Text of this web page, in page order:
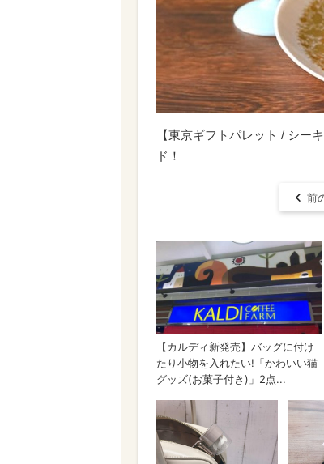
【東京ギフトパレット / シー
ド！
前